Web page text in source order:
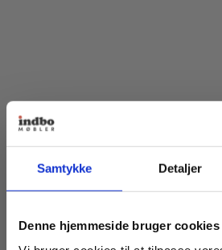
Samtykke Detaljer
Denne hjemmeside bruger cookies